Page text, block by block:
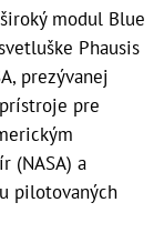
modul Blue
Phausis
prezývanej
pre
(NASA) a
pilotovaných